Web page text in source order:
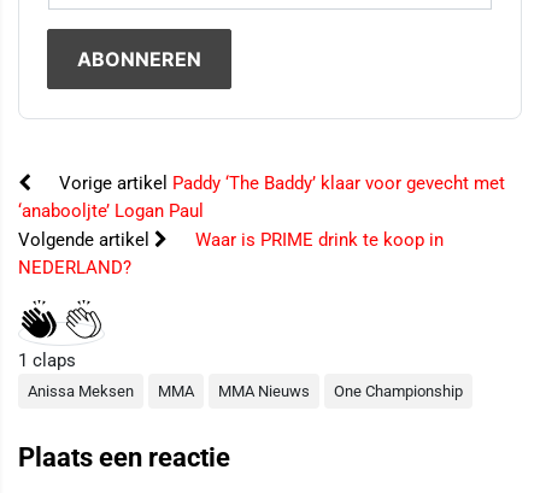
Vorige artikel Paddy ‘The Baddy’ klaar voor gevecht met
‘anabooljte’ Logan Paul
Volgende artikel
Waar is PRIME drink te koop in
NEDERLAND?
1 claps
Anissa Meksen MMA MMA Nieuws One Championship
Plaats een reactie